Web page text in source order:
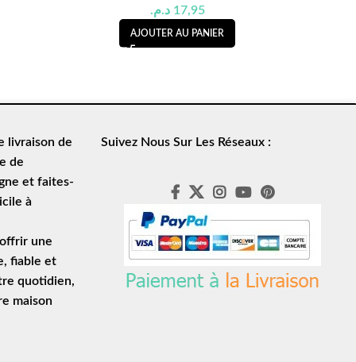
17,95 د.م.
AJOUTER AU PANIER
livraison de
de
et faites-
à
une
, fiable et
quotidien,
maison
Suivez Nous Sur Les Réseaux :